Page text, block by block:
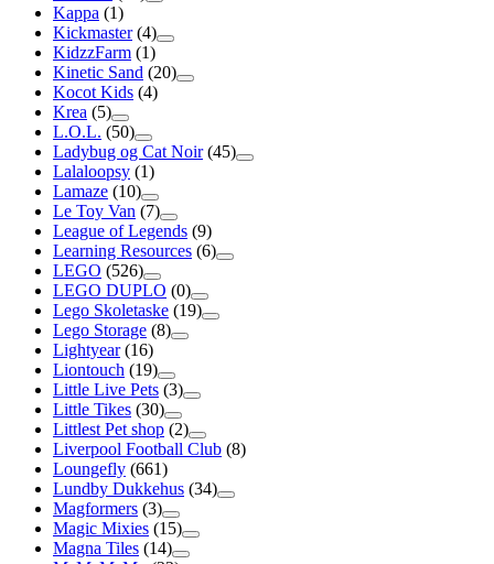
Kappa (1)
Kickmaster (4)
KidzzFarm (1)
Kinetic Sand (20)
Kocot Kids (4)
Krea (5)
L.O.L. (50)
Ladybug og Cat Noir (45)
Lalaloopsy (1)
Lamaze (10)
Le Toy Van (7)
League of Legends (9)
Learning Resources (6)
LEGO (526)
LEGO DUPLO (0)
Lego Skoletaske (19)
Lego Storage (8)
Lightyear (16)
Liontouch (19)
Little Live Pets (3)
Little Tikes (30)
Littlest Pet shop (2)
Liverpool Football Club (8)
Loungefly (661)
Lundby Dukkehus (34)
Magformers (3)
Magic Mixies (15)
Magna Tiles (14)